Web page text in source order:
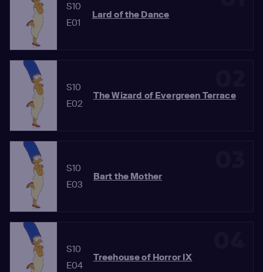
S10
E01
Lard of the Dance
S10
E02
The Wizard of Evergreen Terrace
S10
E03
Bart the Mother
S10
E04
Treehouse of Horror IX